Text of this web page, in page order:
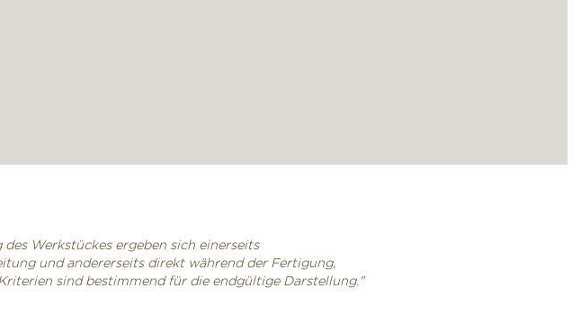
Werkstückes ergeben sich einerseits
und andererseits direkt während der Fertigung,
sind bestimmend für die endgültige Darstellung."